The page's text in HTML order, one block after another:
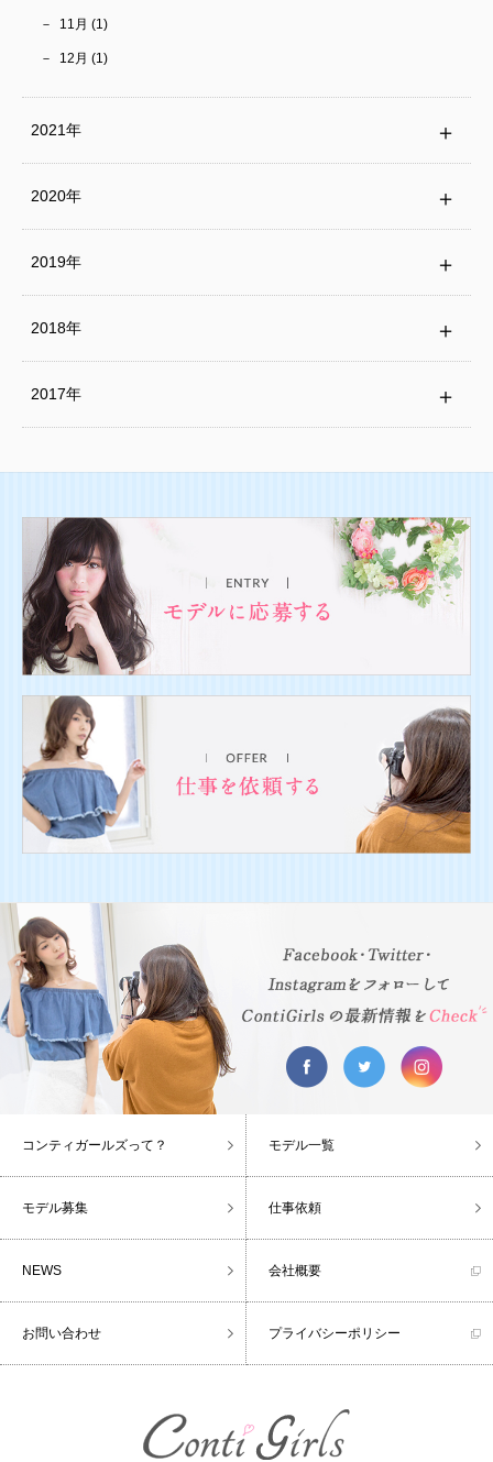
11月 (1)
12月 (1)
2021年
2020年
2019年
2018年
2017年
コンティガールズって？ モデル一覧
モデル募集 仕事依頼
NEWS 会社概要
お問い合わせ プライバシーポリシー